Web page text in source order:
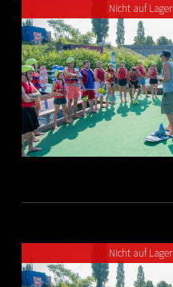
Nicht auf Lager
Nicht auf Lager